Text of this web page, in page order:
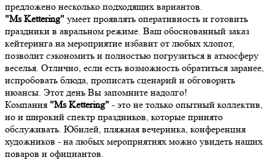
предложено несколько подходящих вариантов.
"Ms Kettering" умеет проявлять оперативность и готовить
праздники в авральном режиме. Ваш обоснованный заказ
кейтеринга на мероприятие избавит от любых хлопот,
позволит сэкономить и полностью погрузиться в атмосферу
веселья. Отлично, если есть возможность обратиться заранее,
испробовать блюда, прописать сценарий и обговорить
нюансы. Этот день Вы запомните надолго!
Компания "Ms Kettering" - это не только опытный коллектив,
но и широкий спектр праздников, которые принято
обслуживать. Юбилей, пляжная вечеринка, конференция
художников - на любых мероприятиях можно увидеть наших
поваров и официантов.